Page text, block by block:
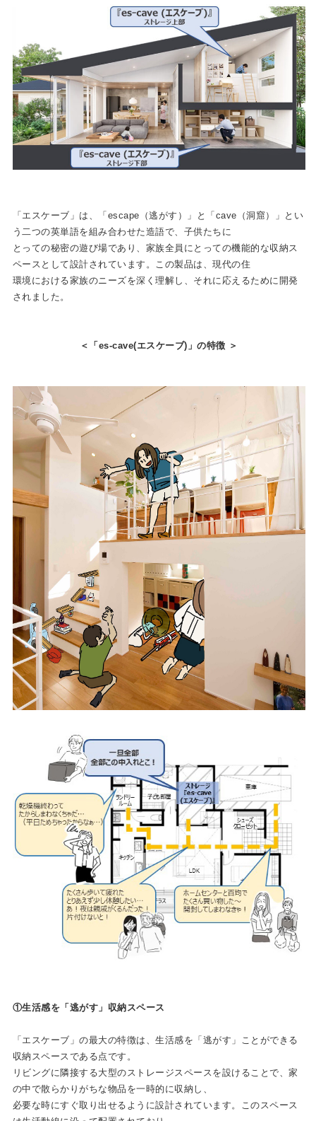
「エスケーブ」は、「escape（逃がす）」と「cave（洞窟）」とい
う⼆つの英単語を組み合わせた造語で、⼦供たちに
とっての秘密の遊び場であり、家族全員にとっての機能的な収納ス
ペースとして設計されています。この製品は、現代の住
環境における家族のニーズを深く理解し、それに応えるために開発
されました。
＜「es-cave(エスケーブ) 」の特徴 ＞
①⽣活感を「逃がす」収納スペース
「エスケーブ」の最⼤の特徴は、⽣活感を「逃がす」ことができる
収納スペースである点です。
リビングに隣接する⼤型のストレージスペースを設けることで、家
の中で散らかりがちな物品を⼀時的に収納し、
必要な時にすぐ取り出せるように設計されています。このスペース